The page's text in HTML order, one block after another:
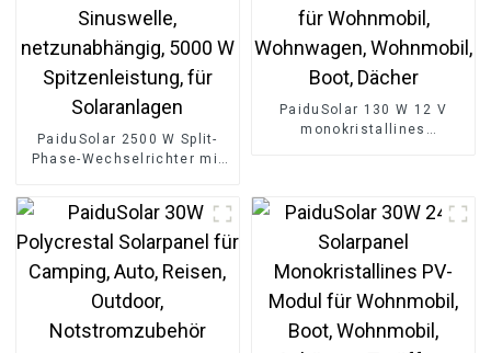
PaiduSolar 2500 W Split-
Phase-Wechselrichter mit
Spitzenleistung, für
Solaranlagen
PaiduSolar 130 W 12 V
monokristallines
Boot, Dächer